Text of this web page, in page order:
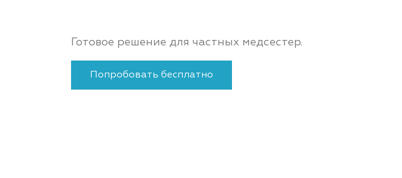
Готовое решение для частных медсестер.
Попробовать бесплатно